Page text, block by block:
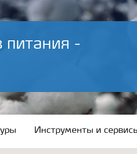
питания -
Инструменты и